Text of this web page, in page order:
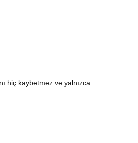
hiç kaybetmez ve yalnızca